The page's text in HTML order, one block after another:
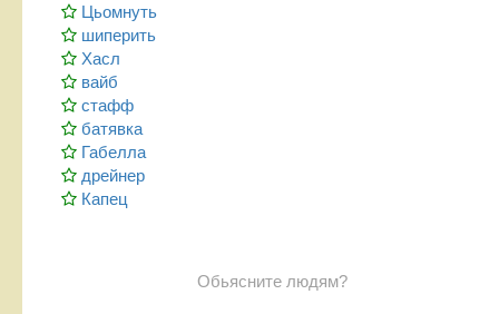
Цьомнуть
шиперить
Хасл
вайб
стафф
батявка
Габелла
дрейнер
Капец
Обьясните людям?